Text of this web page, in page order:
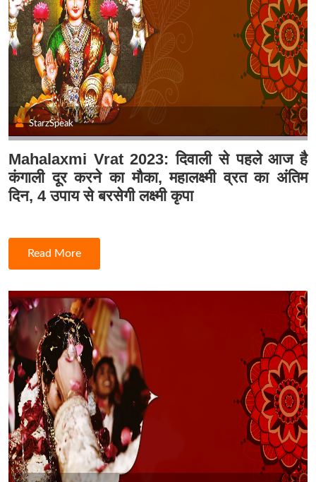
StarzSpeak
Mahalaxmi Vrat 2023: दिवाली से पहले आज है
कंगाली दूर करने का मौका, महालक्ष्मी व्रत का अंतिम
दिन, 4 उपाय से बरसेगी लक्ष्मी कृपा
Read More